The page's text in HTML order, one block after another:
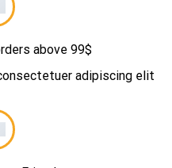
above 99$
adipiscing elit